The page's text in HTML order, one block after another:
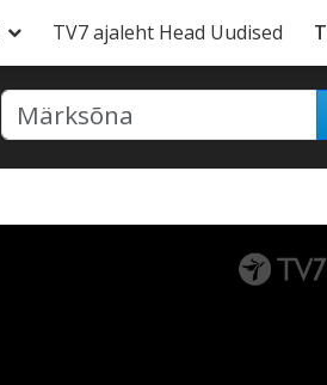
TV7 ajaleht Head Uudised